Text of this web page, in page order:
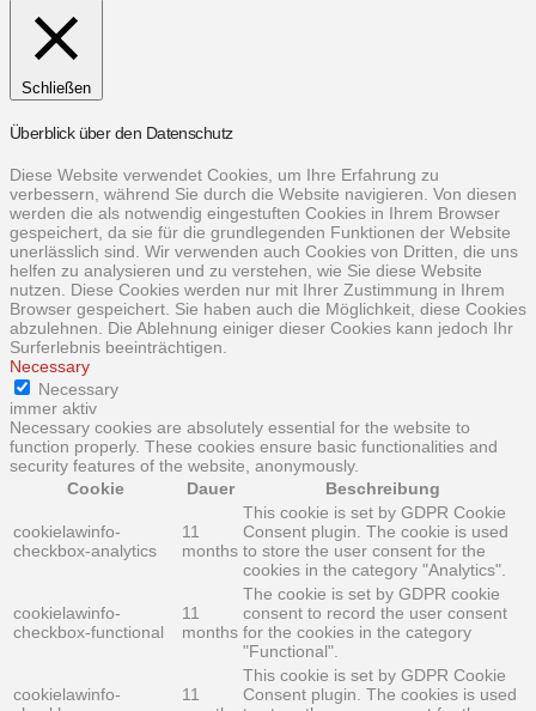
Schließen
Überblick über den Datenschutz
Diese Website verwendet Cookies, um Ihre Erfahrung zu
verbessern, während Sie durch die Website navigieren. Von diesen
werden die als notwendig eingestuften Cookies in Ihrem Browser
gespeichert, da sie für die grundlegenden Funktionen der Website
unerlässlich sind. Wir verwenden auch Cookies von Dritten, die uns
helfen zu analysieren und zu verstehen, wie Sie diese Website
nutzen. Diese Cookies werden nur mit Ihrer Zustimmung in Ihrem
Browser gespeichert. Sie haben auch die Möglichkeit, diese Cookies
abzulehnen. Die Ablehnung einiger dieser Cookies kann jedoch Ihr
Surferlebnis beeinträchtigen.
Necessary
Necessary
immer aktiv
Necessary cookies are absolutely essential for the website to
function properly. These cookies ensure basic functionalities and
security features of the website, anonymously.
Cookie
Dauer Beschreibung
cookielawinfo-
checkbox-analytics
11
months
This cookie is set by GDPR Cookie
Consent plugin. The cookie is used
to store the user consent for the
cookies in the category "Analytics".
cookielawinfo-
checkbox-functional
11
months
The cookie is set by GDPR cookie
consent to record the user consent
for the cookies in the category
"Functional".
cookielawinfo-
11
This cookie is set by GDPR Cookie
Consent plugin. The cookies is used